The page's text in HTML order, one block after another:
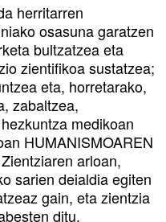
herritarren
osasuna garatzen
bultzatzea eta
zientifikoa sustatzea;
eta, horretarako,
zabaltzea,
medikoan
HUMANISMOAREN
arloan,
sarien deialdia egiten
gain, eta zientzia
ditu.